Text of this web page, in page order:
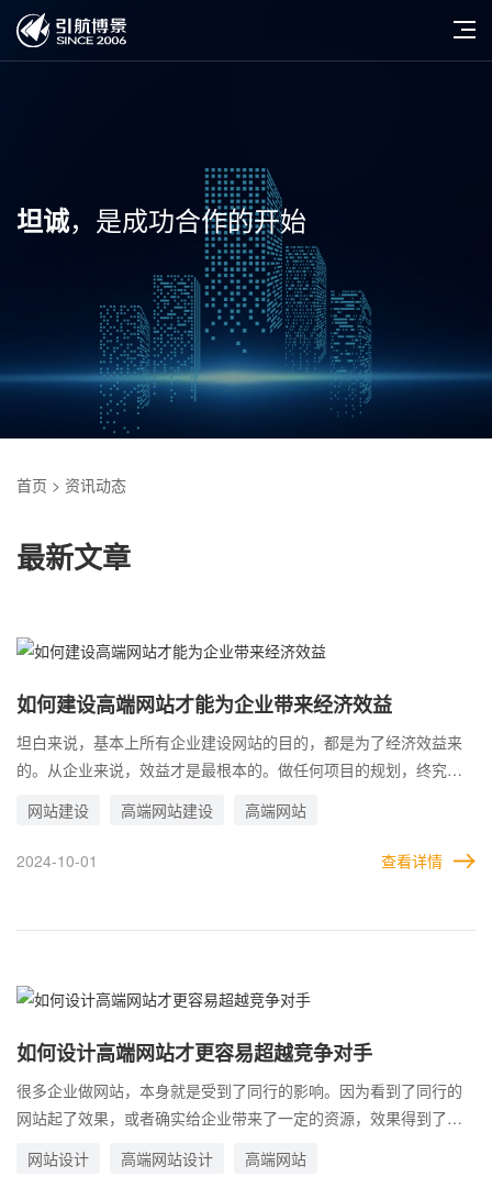
坦诚，是成功合作的开始
首页 > 资讯动态
最新文章
如何建设高端网站才能为企业带来经济效益
坦白来说，基本上所有企业建设网站的目的，都是为了经济效益来
的。从企业来说，效益才是最根本的。做任何项目的规划，终究是
做网站无论是打响品牌知名度，还是为企业引流，带来客户，最终
都是要转化为与企业有交易合作的资源，效益就由此产生了。建设
效益。甚至有的网站设计的十分出色，也花了大的代价推广，但是
上，所以无法实现效益最大化。
网站建设 高端网站建设 高端网站
2024-10-01 查看详情
如何设计高端网站才更容易超越竞争对手
很多企业做网站，本身就是受到了同行的影响。因为看到了同行的
网站起了效果，或者确实给企业带来了一定的资源，效果得到了论
过，思路可以借鉴，方法和效果却是借鉴不了的，哪怕企业建设一
网站设计 高端网站设计 高端网站